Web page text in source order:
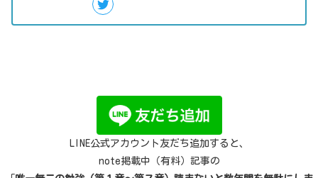
LINE公式アカウント友だち追加すると、
note掲載中（有料）記事の